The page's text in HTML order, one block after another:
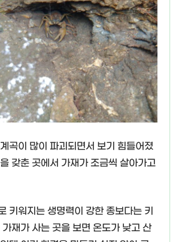
곡이 많이 파괴되면서 보기 힘들어졌
갖춘 곳에서 가재가 조금씩 살아가고
키워지는 생명력이 강한 종보다는 키
재가 사는 곳을 보면 온도가 낮고 산